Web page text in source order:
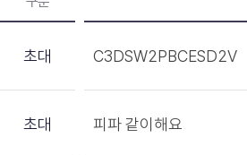
초대 C3DSW2PBCESD2V
초대 피파 같이해요